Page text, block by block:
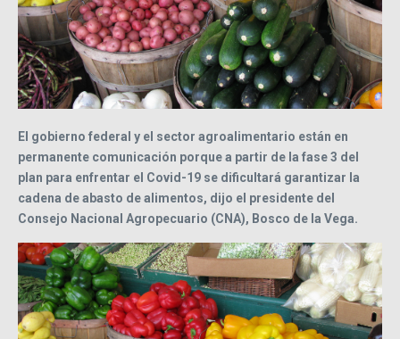
El gobierno federal y el sector agroalimentario están en
permanente comunicación porque a partir de la fase 3 del
plan para enfrentar el Covid-19 se dificultará garantizar la
cadena de abasto de alimentos, dijo el presidente del
Consejo Nacional Agropecuario (CNA), Bosco de la Vega.